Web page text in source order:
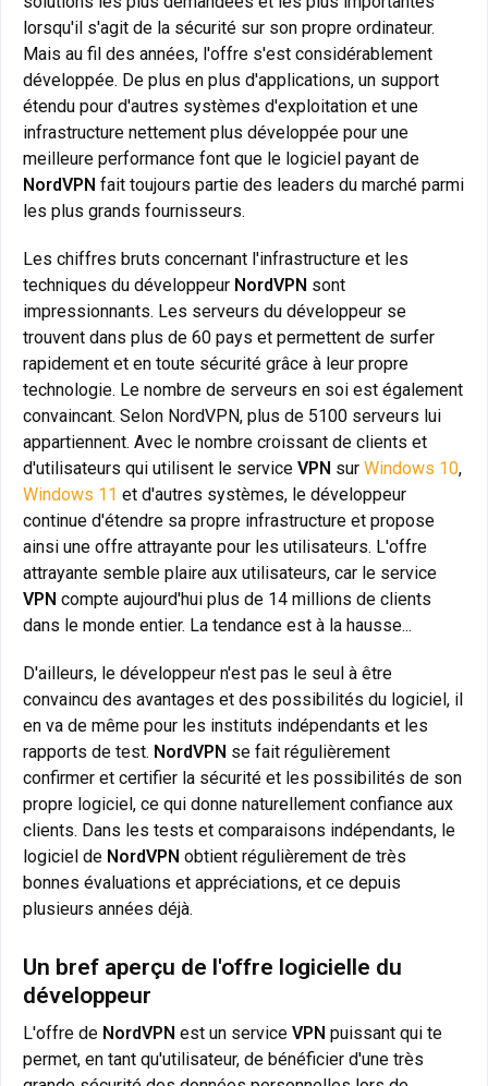
lorsqu'il s'agit de la sécurité sur son propre ordinateur.
Mais au fil des années, l'offre s'est considérablement
développée. De plus en plus d'applications, un support
étendu pour d'autres systèmes d'exploitation et une
infrastructure nettement plus développée pour une
meilleure performance font que le logiciel payant de
NordVPN fait toujours partie des leaders du marché parmi
les plus grands fournisseurs.
Les chiffres bruts concernant l'infrastructure et les
techniques du développeur NordVPN sont
impressionnants. Les serveurs du développeur se
trouvent dans plus de 60 pays et permettent de surfer
rapidement et en toute sécurité grâce à leur propre
technologie. Le nombre de serveurs en soi est également
convaincant. Selon NordVPN, plus de 5100 serveurs lui
appartiennent. Avec le nombre croissant de clients et
d'utilisateurs qui utilisent le service VPN sur Windows 10,
Windows 11 et d'autres systèmes, le développeur
continue d'étendre sa propre infrastructure et propose
ainsi une offre attrayante pour les utilisateurs. L'offre
attrayante semble plaire aux utilisateurs, car le service
VPN compte aujourd'hui plus de 14 millions de clients
dans le monde entier. La tendance est à la hausse...
D'ailleurs, le développeur n'est pas le seul à être
convaincu des avantages et des possibilités du logiciel, il
en va de même pour les instituts indépendants et les
rapports de test. NordVPN se fait régulièrement
confirmer et certifier la sécurité et les possibilités de son
propre logiciel, ce qui donne naturellement confiance aux
clients. Dans les tests et comparaisons indépendants, le
logiciel de NordVPN obtient régulièrement de très
bonnes évaluations et appréciations, et ce depuis
plusieurs années déjà.
Un bref aperçu de l'offre logicielle du
développeur
L'offre de NordVPN est un service VPN puissant qui te
permet, en tant qu'utilisateur, de bénéficier d'une très